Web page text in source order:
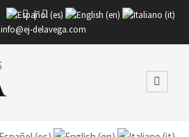
|
info@ej-delavega.com